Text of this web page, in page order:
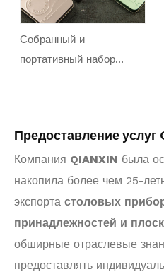
Собранный и
портативный набор
путешествий или
подарка
Предоставление услуг
Компания QIANXIN была
накопила более чем 25-
экспорта столовых
принадлежностей и
обширные отраслевые
предоставлять